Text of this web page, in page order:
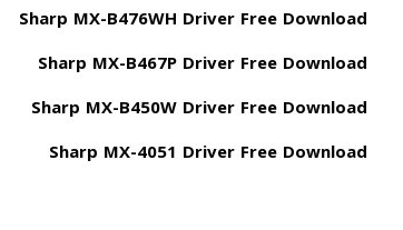
Sharp MX-B476WH Driver Free Download
Sharp MX-B467P Driver Free Download
Sharp MX-B450W Driver Free Download
Sharp MX-4051 Driver Free Download